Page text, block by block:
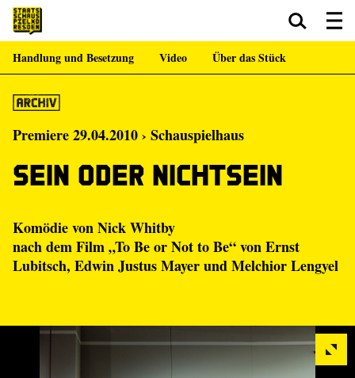
Zum Hauptinhalt springen Zum Footer springen
Handlung und Besetzung Video Über das Stück
Premiere 29.04.2010 › Schauspielhaus
Sein oder Nichtsein
Komödie von Nick Whitby
nach dem Film „To Be or Not to Be“ von Ernst
Lubitsch, Edwin Justus Mayer und Melchior Lengyel